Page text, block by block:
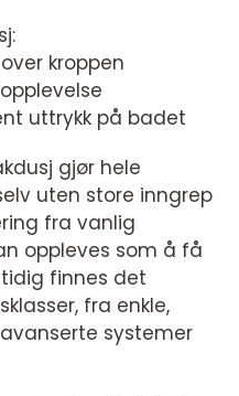
kroppen
uttrykk på badet
gjør hele
uten store inngrep
fra vanlig
oppleves som å få
finnes det
fra enkle,
systemer